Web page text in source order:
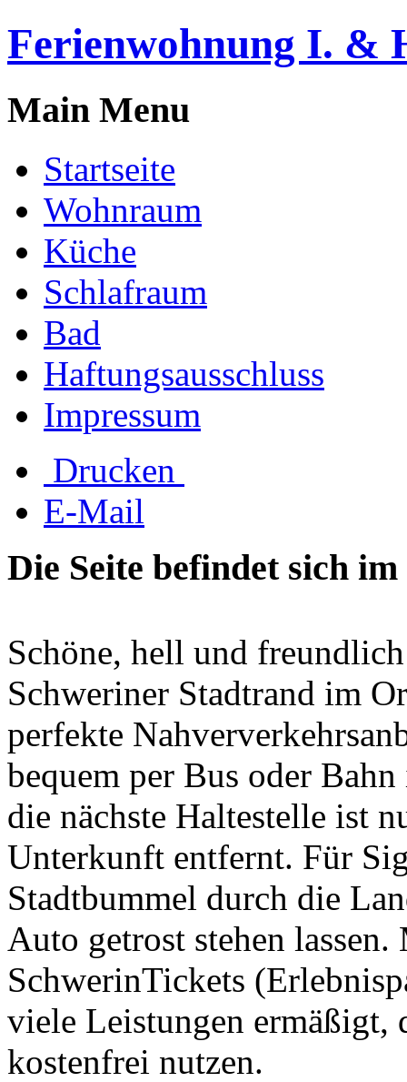
Ferienwohnung I. &
Main Menu
Startseite
Wohnraum
Küche
Schlafraum
Bad
Haftungsausschluss
Impressum
Drucken
E-Mail
Die Seite befindet sich
Schöne, hell und
Schweriner Stadtrand im
perfekte
bequem per Bus oder
die nächste Haltestelle ist
Unterkunft entfernt. Für
Stadtbummel durch die
Auto getrost stehen
SchwerinTickets
viele Leistungen ermäßigt,
kostenfrei nutzen.